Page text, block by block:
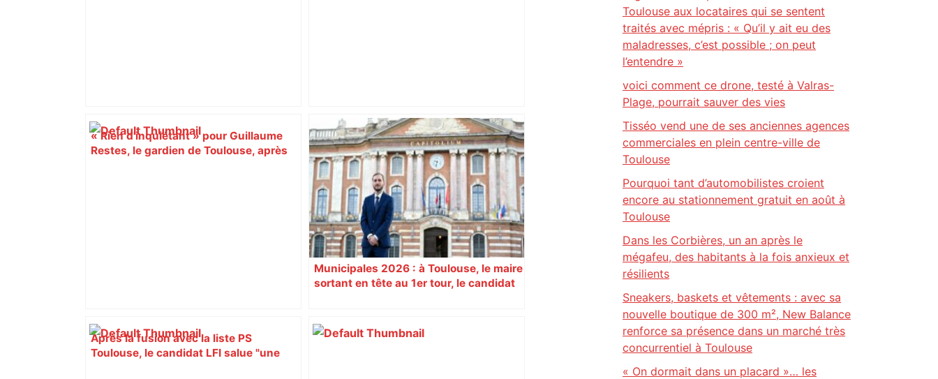
« Rien d'inquiétant » pour Guillaume
Restes, le gardien de Toulouse, après
Alliance PS/LFI à Toulouse : Marc
Sztulman claque la porte – RMC
Après la fusion avec la liste PS
Toulouse, le candidat LFI salue "une
Municipales 2026 : à Toulouse, le maire
sortant en tête au 1er tour, le candidat
Toulouse aux locataires qui se sentent
traités avec mépris : « Qu’il y ait eu des
maladresses, c’est possible ; on peut
l’entendre »
voici comment ce drone, testé à Valras-
Plage, pourrait sauver des vies
Tisséo vend une de ses anciennes agences
commerciales en plein centre-ville de
Toulouse
Pourquoi tant d’automobilistes croient
encore au stationnement gratuit en août à
Toulouse
Dans les Corbières, un an après le
mégafeu, des habitants à la fois anxieux et
résilients
Sneakers, baskets et vêtements : avec sa
nouvelle boutique de 300 m², New Balance
renforce sa présence dans un marché très
concurrentiel à Toulouse
« On dormait dans un placard »… les